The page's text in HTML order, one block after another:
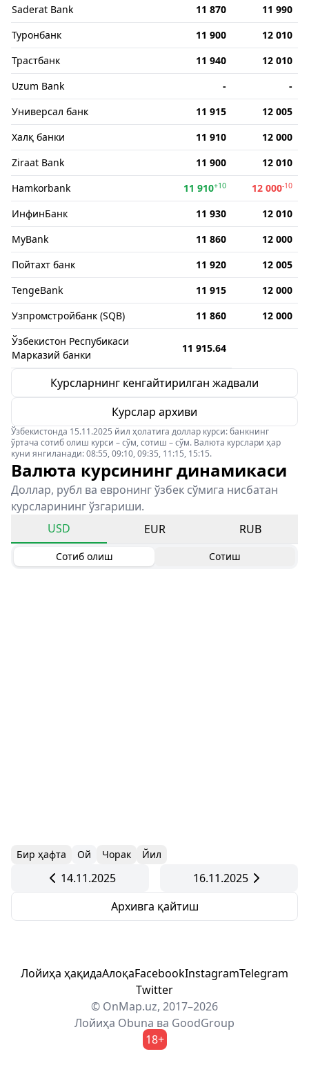
Saderat Bank
11 870
11 990
Туронбанк
11 900
12 010
Трастбанк
11 940
12 010
Uzum Bank
-
-
Универсал банк
11 915
12 005
Халқ банки
11 910
12 000
Ziraat Bank
11 900
12 010
Hamkorbank
11 910+10 12 000-10
ИнфинБанк 11 930
12 010
MyBank
11 860
12 000
Пойтахт банк
11 920
12 005
TengeBank
11 915
12 000
Узпромстройбанк (SQB)
11 860
12 000
Ўзбекистон Респубикаси
Марказий банки
11 915.64
Курсларнинг кенгайтирилган жадвали
Курслар архиви
Ўзбекистонда 15.11.2025 йил ҳолатига доллар курси: банкнинг
ўртача сотиб олиш курси – сўм, сотиш – сўм. Валюта курслари ҳар
куни янгиланади: 08:55, 09:10, 09:35, 11:15, 15:15.
Валюта курсининг динамикаси
Доллар, рубл ва евронинг ўзбек сўмига нисбатан
курсларининг ўзгариши.
USD
EUR RUB
Сотиб олиш Сотиш
Бир ҳафта Ой Чорак Йил
14.11.2025
16.11.2025
Архивга қайтиш
Лойиҳа ҳақидаАлоқаFacebookInstagramTelegram
Twitter
© OnMap.uz, 2017–2026
Лойиҳа Obuna ва GoodGroup
18+